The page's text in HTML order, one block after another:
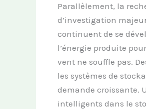
Parallèlement, la
d’investigation
continuent de se
l’énergie produite
vent ne souffle pas.
les systèmes de
demande croissante.
intelligents dans le